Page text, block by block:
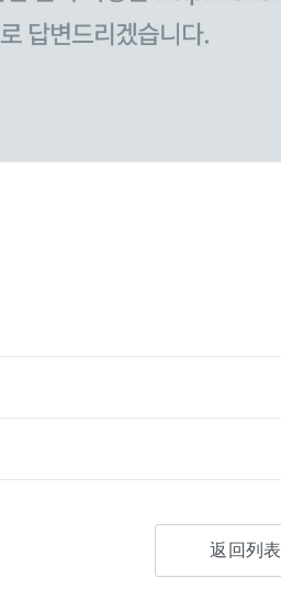
返回列表